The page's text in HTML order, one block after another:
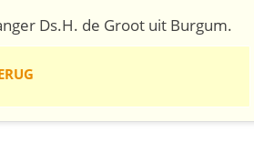
Ds.H. de Groot uit Burgum.